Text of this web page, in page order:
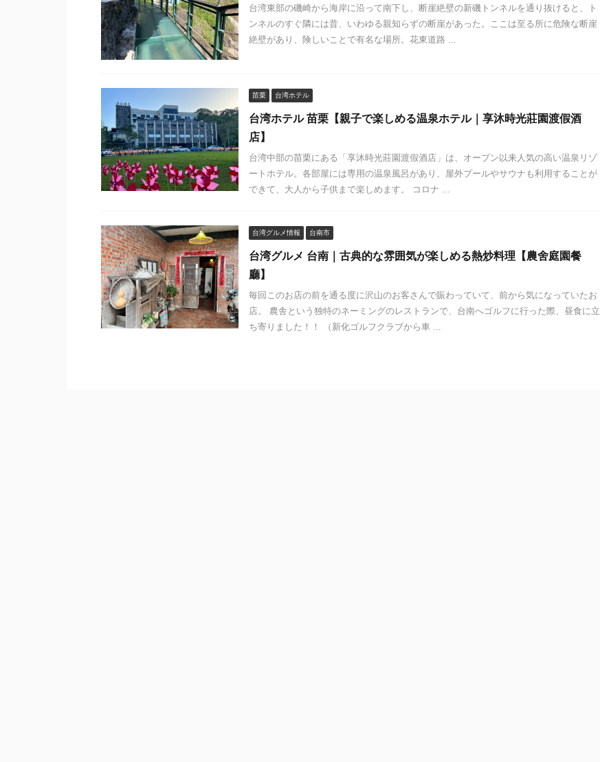
台湾東部の磯崎から海岸に沿って南下し、断崖絶壁の新磯トンネルを通り抜けると、ト
ンネルのすぐ隣には昔、いわゆる親知らずの断崖があった。ここは至る所に危険な断崖
絶壁があり、険しいことで有名な場所。花東道路 ...
苗栗 台湾ホテル
台湾ホテル 苗栗【親子で楽しめる温泉ホテル｜享沐時光莊園渡假酒
店】
台湾中部の苗栗にある「享沐時光莊園渡假酒店」は、オープン以来人気の高い温泉リゾ
ートホテル。各部屋には専用の温泉風呂があり、屋外プールやサウナも利用することが
できて、大人から子供まで楽しめます。 コロナ ...
台湾グルメ情報 台南市
台湾グルメ 台南｜古典的な雰囲気が楽しめる熱炒料理【農舍庭園餐
廳】
毎回このお店の前を通る度に沢山のお客さんで賑わっていて、前から気になっていたお
店。 農舎という独特のネーミングのレストランで、台南へゴルフに行った際、昼食に立
ち寄りました！！ （新化ゴルフクラブから車 ...